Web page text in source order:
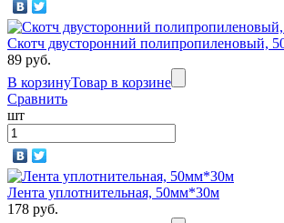
Скотч двусторонний полипропиленовый,
89 руб.
В корзинуТовар в корзине
Сравнить
шт
Лента уплотнительная, 50мм*30м
178 руб.